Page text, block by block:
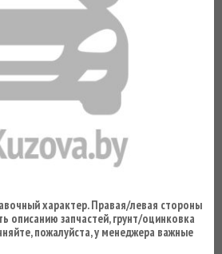
характер. Правая/левая стороны
описанию запчастей, грунт/оцинковка
пожалуйста, у менеджера важные